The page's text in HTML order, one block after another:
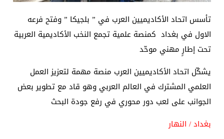
تأسس اتحاد الأكاديميين العرب في ” بلجيكا ” وفتح فرعه
الاول في بغداد كمنصة علمية تجمع النخب الأكاديمية العربية
تحت إطارٍ مهني موحّد
يشكّل اتحاد الأكاديميين العرب منصة مهمة لتعزيز العمل
العلمي المشترك في العالم العربي وهو قاد مع تطوير بعض
الجوانب على لعب دور محوري في رفع جودة البحث
بغداد / النهار